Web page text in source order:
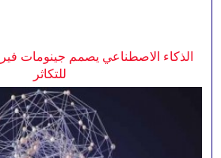
الذكاء الاصطناعي يصمم جينومات
للتكاثر